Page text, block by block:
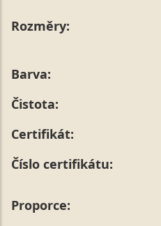
Rozměry:
Barva:
Čistota:
Certifikát:
Číslo certifikátu:
Proporce: